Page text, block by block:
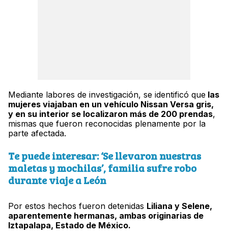
Mediante labores de investigación, se identificó que las
mujeres viajaban en un vehículo Nissan Versa gris,
y en su interior se localizaron más de 200 prendas,
mismas que fueron reconocidas plenamente por la
parte afectada.
Te puede interesar: ‘Se llevaron nuestras
maletas y mochilas’, familia sufre robo
durante viaje a León
Por estos hechos fueron detenidas Liliana y Selene,
aparentemente hermanas, ambas originarias de
Iztapalapa, Estado de México.